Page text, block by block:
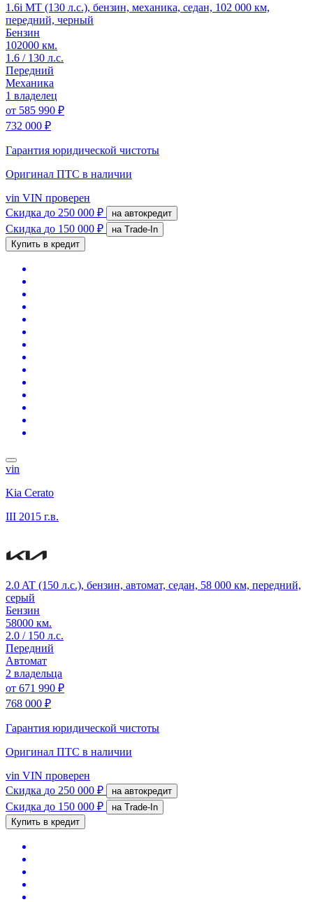
1.6i MT (130 л.с.), бензин, механика, седан, 102 000 км,
передний, черный
Бензин
102000 км.
1.6 / 130 л.с.
Передний
Механика
1 владелец
от 585 990 ₽
732 000 ₽
Гарантия юридической чистоты
Оригинал ПТС в наличии
vin VIN проверен
Скидка до 250 000 ₽ на автокредит
Скидка до 150 000 ₽
на Trade-In
Купить в кредит
vin
Kia Cerato
III 2015 г.в.
2.0 AT (150 л.с.), бензин, автомат, седан, 58 000 км, передний,
серый
Бензин
58000 км.
2.0 / 150 л.с.
Передний
Автомат
2 владельца
от 671 990 ₽
768 000 ₽
Гарантия юридической чистоты
Оригинал ПТС в наличии
vin VIN проверен
Скидка до 250 000 ₽ на автокредит
Скидка до 150 000 ₽
на Trade-In
Купить в кредит